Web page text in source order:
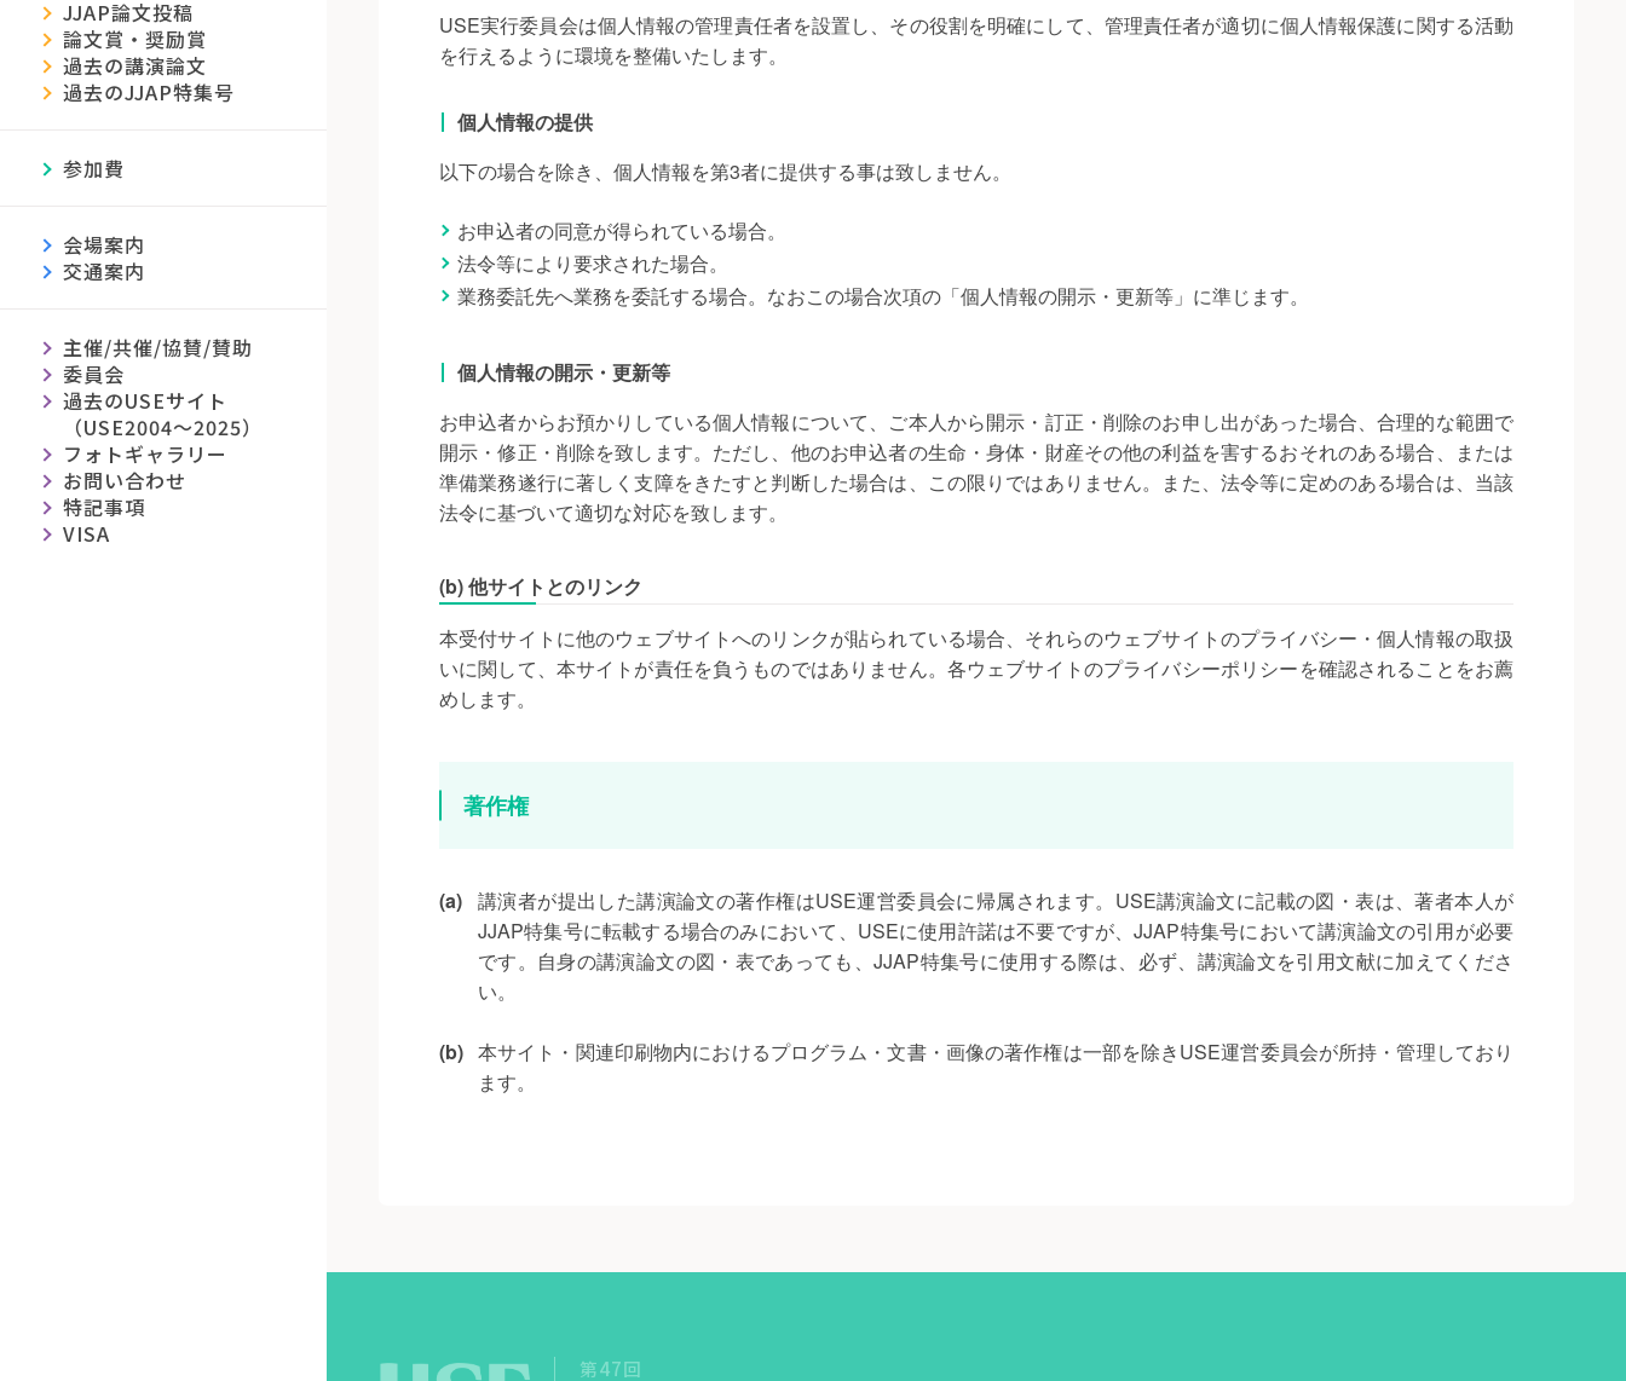
JJAP論文投稿
論文賞・奨励賞
過去の講演論文
過去のJJAP特集号
参加費
会場案内
交通案内
主催/共催/協賛/賛助
委員会
過去のUSEサイト
（USE2004～2025）
フォトギャラリー
お問い合わせ
特記事項
VISA
USE実行委員会は個人情報の管理責任者を設置し、その役割を明確にして、管理責任者が適切に個人情報保護に関する活動
を行えるように環境を整備いたします。
個人情報の提供
以下の場合を除き、個人情報を第3者に提供する事は致しません。
お申込者の同意が得られている場合。
法令等により要求された場合。
業務委託先へ業務を委託する場合。なおこの場合次項の「個人情報の開示・更新等」に準じます。
個人情報の開示・更新等
お申込者からお預かりしている個人情報について、ご本人から開示・訂正・削除のお申し出があった場合、合理的な範囲で
開示・修正・削除を致します。ただし、他のお申込者の生命・身体・財産その他の利益を害するおそれのある場合、または
準備業務遂行に著しく支障をきたすと判断した場合は、この限りではありません。また、法令等に定めのある場合は、当該
法令に基づいて適切な対応を致します。
(b) 他サイトとのリンク
本受付サイトに他のウェブサイトへのリンクが貼られている場合、それらのウェブサイトのプライバシー・個人情報の取扱
いに関して、本サイトが責任を負うものではありません。各ウェブサイトのプライバシーポリシーを確認されることをお薦
めします。
著作権
(a) 講演者が提出した講演論文の著作権はUSE運営委員会に帰属されます。USE講演論文に記載の図・表は、著者本人が
JJAP特集号に転載する場合のみにおいて、USEに使用許諾は不要ですが、JJAP特集号において講演論文の引用が必要
です。自身の講演論文の図・表であっても、JJAP特集号に使用する際は、必ず、講演論文を引用文献に加えてくださ
い。
(b) 本サイト・関連印刷物内におけるプログラム・文書・画像の著作権は一部を除きUSE運営委員会が所持・管理しており
ます。
第47回